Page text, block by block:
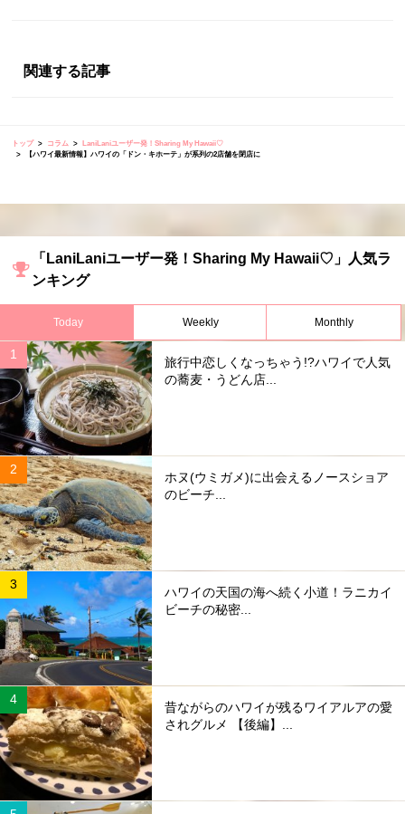
関連する記事
トップ コラム
LaniLaniユーザー発！Sharing My Hawaii♡
【ハワイ最新情報】ハワイの「ドン・キホーテ」が系列の2店舗を閉店に
「LaniLaniユーザー発！Sharing My Hawaii♡」人気ラ
ンキング
Today Weekly Monthly
旅行中恋しくなっちゃう!?ハワイで人気
の蕎麦・うどん店...
ホヌ(ウミガメ)に出会えるノースショア
のビーチ...
ハワイの天国の海へ続く小道！ラニカイ
ビーチの秘密...
昔ながらのハワイが残るワイアルアの愛
されグルメ 【後編】...